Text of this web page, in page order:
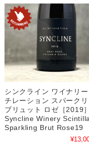
シンクライン ワイナリ
チレーション スパーク
ブリュット ロゼ［2019］
Syncline Winery
Sparkling Brut Rose19